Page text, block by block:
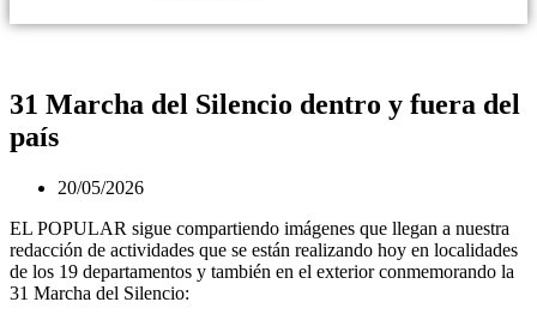
31 Marcha del Silencio dentro y fuera del
país
20/05/2026
EL POPULAR sigue compartiendo imágenes que llegan a nuestra
redacción de actividades que se están realizando hoy en localidades
de los 19 departamentos y también en el exterior conmemorando la
31 Marcha del Silencio: